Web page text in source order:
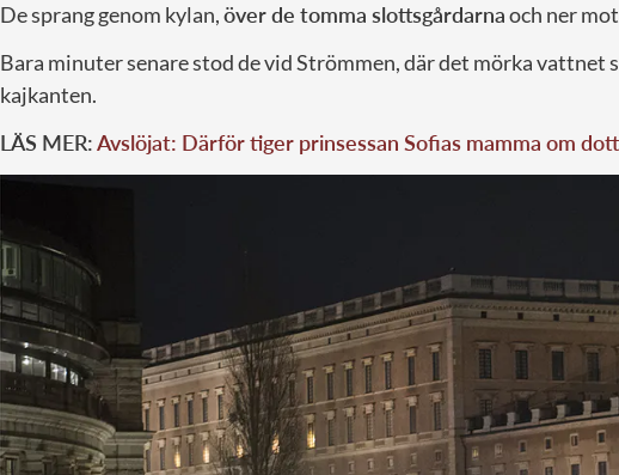
De sprang genom kylan,över de tomma slottsgårdarnaoch ner
Bara minuter senare stod de vid Strömmen, där det mörka vattnet
kajkanten.
LÄS MER:Avslöjat: Därför tiger prinsessan Sofias mamma om